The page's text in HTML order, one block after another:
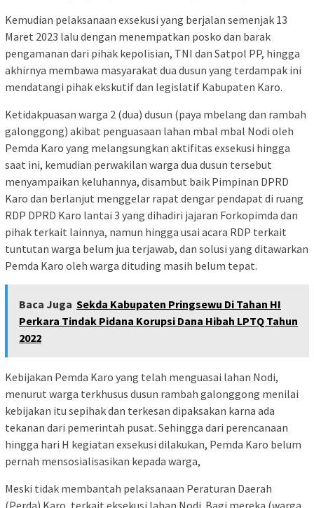
Kemudian pelaksanaan exsekusi yang berjalan semenjak 13
Maret 2023 lalu dengan menempatkan posko dan barak
pengamanan dari pihak kepolisian, TNI dan Satpol PP, hingga
akhirnya membawa masyarakat dua dusun yang terdampak ini
mendatangi pihak ekskutif dan legislatif Kabupaten Karo.
Ketidakpuasan warga 2 (dua) dusun (paya mbelang dan rambah
galonggong) akibat penguasaan lahan mbal mbal Nodi oleh
Pemda Karo yang melangsungkan aktifitas exsekusi hingga
saat ini, kemudian perwakilan warga dua dusun tersebut
menyampaikan keluhannya, disambut baik Pimpinan DPRD
Karo dan berlanjut menggelar rapat dengar pendapat di ruang
RDP DPRD Karo lantai 3 yang dihadiri jajaran Forkopimda dan
pihak terkait lainnya, namun hingga usai acara RDP terkait
tuntutan warga belum jua terjawab, dan solusi yang ditawarkan
Pemda Karo oleh warga dituding masih belum tepat.
Baca Juga Sekda Kabupaten Pringsewu Di Tahan HI
Perkara Tindak Pidana Korupsi Dana Hibah LPTQ Tahun
2022
Kebijakan Pemda Karo yang telah menguasai lahan Nodi,
menurut warga terkhusus dusun rambah galonggong menilai
kebijakan itu sepihak dan terkesan dipaksakan karna ada
tekanan dari pemerintah pusat. Sehingga dari perencanaan
hingga hari H kegiatan exsekusi dilakukan, Pemda Karo belum
pernah mensosialisasikan kepada warga,
Meski tidak membantah pelaksanaan Peraturan Daerah
(Perda) Karo, terkait eksekusi lahan Nodi. Bagi mereka (warga